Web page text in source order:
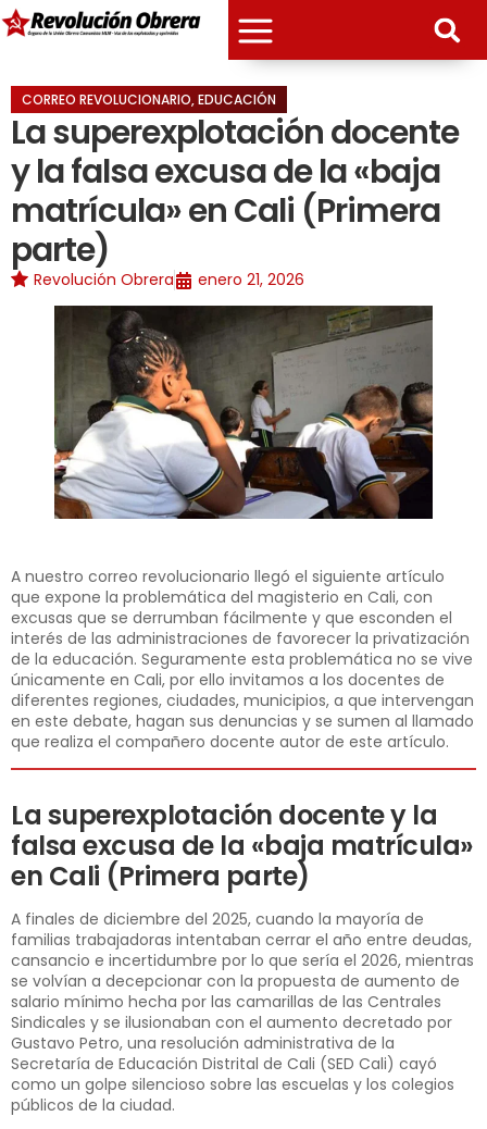
CORREO REVOLUCIONARIO,EDUCACIÓN
La superexplotación docente
y la falsa excusa de la «baja
matrícula» en Cali (Primera
parte)
Revolución Obrera enero 21, 2026
A nuestro correo revolucionario llegó el siguiente artículo
que expone la problemática del magisterio en Cali, con
excusas que se derrumban fácilmente y que esconden el
interés de las administraciones de favorecer la privatización
de la educación. Seguramente esta problemática no se vive
únicamente en Cali, por ello invitamos a los docentes de
diferentes regiones, ciudades, municipios, a que intervengan
en este debate, hagan sus denuncias y se sumen al llamado
que realiza el compañero docente autor de este artículo.
La superexplotación docente y la
falsa excusa de la «baja matrícula»
en Cali (Primera parte)
A finales de diciembre del 2025, cuando la mayoría de
familias trabajadoras intentaban cerrar el año entre deudas,
cansancio e incertidumbre por lo que sería el 2026, mientras
se volvían a decepcionar con la propuesta de aumento de
salario mínimo hecha por las camarillas de las Centrales
Sindicales y se ilusionaban con el aumento decretado por
Gustavo Petro, una resolución administrativa de la
Secretaría de Educación Distrital de Cali (SED Cali) cayó
como un golpe silencioso sobre las escuelas y los colegios
públicos de la ciudad.